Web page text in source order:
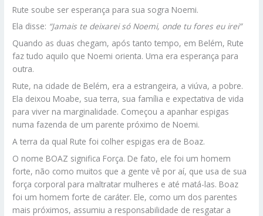
Rute soube ser esperança para sua sogra Noemi.
Ela disse: “Jamais te deixarei só Noemi, onde tu fores eu irei”
Quando as duas chegam, após tanto tempo, em Belém, Rute
faz tudo aquilo que Noemi orienta. Uma era esperança para
outra.
Rute, na cidade de Belém, era a estrangeira, a viúva, a pobre.
Ela deixou Moabe, sua terra, sua família e expectativa de vida
para viver na marginalidade. Começou a apanhar espigas
numa fazenda de um parente próximo de Noemi.
A terra da qual Rute foi colher espigas era de Boaz.
O nome BOAZ significa Força. De fato, ele foi um homem
forte, não como muitos que a gente vê por aí, que usa de sua
força corporal para maltratar mulheres e até matá-las. Boaz
foi um homem forte de caráter. Ele, como um dos parentes
mais próximos, assumiu a responsabilidade de resgatar a